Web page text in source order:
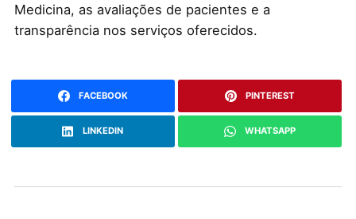
Medicina, as avaliações de pacientes e a
transparência nos serviços oferecidos.
FACEBOOK PINTEREST
LINKEDIN WHATSAPP